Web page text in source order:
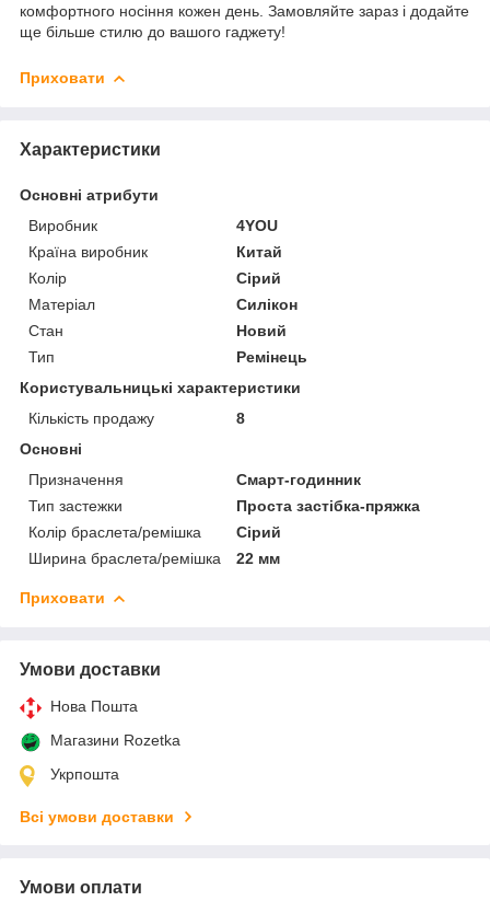
комфортного носіння кожен день. Замовляйте зараз і додайте
ще більше стилю до вашого гаджету!
Приховати
Характеристики
Основні атрибути
Виробник
4YOU
Країна виробник
Китай
Колір
Сірий
Матеріал
Силікон
Стан
Новий
Тип
Ремінець
Користувальницькі характеристики
Кількість продажу
8
Основні
Призначення
Смарт-годинник
Тип застежки
Проста застібка-пряжка
Колір браслета/ремішка
Сірий
Ширина браслета/ремішка
22 мм
Приховати
Умови доставки
Нова Пошта
Магазини Rozetka
Укрпошта
Всі умови доставки
Умови оплати